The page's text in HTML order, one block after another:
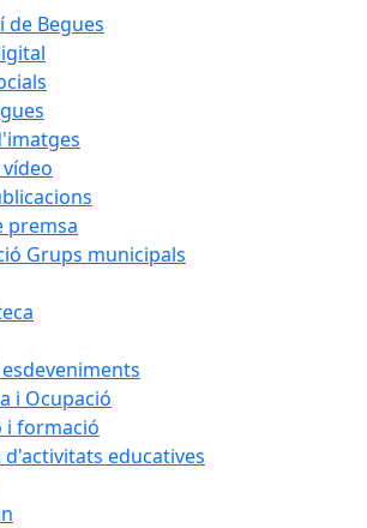
de Begues
premsa
Grups municipals
i Ocupació
i formació
d'activitats educatives